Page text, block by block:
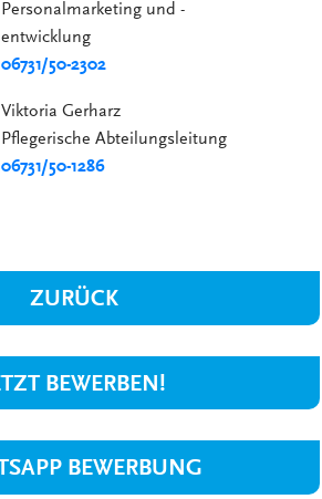
Personalmarketing und -
entwicklung
06731/50-2302
Viktoria Gerharz
Pflegerische Abteilungsleitung
06731/50-1286
ZURÜCK
BEWERBEN!
BEWERBUNG